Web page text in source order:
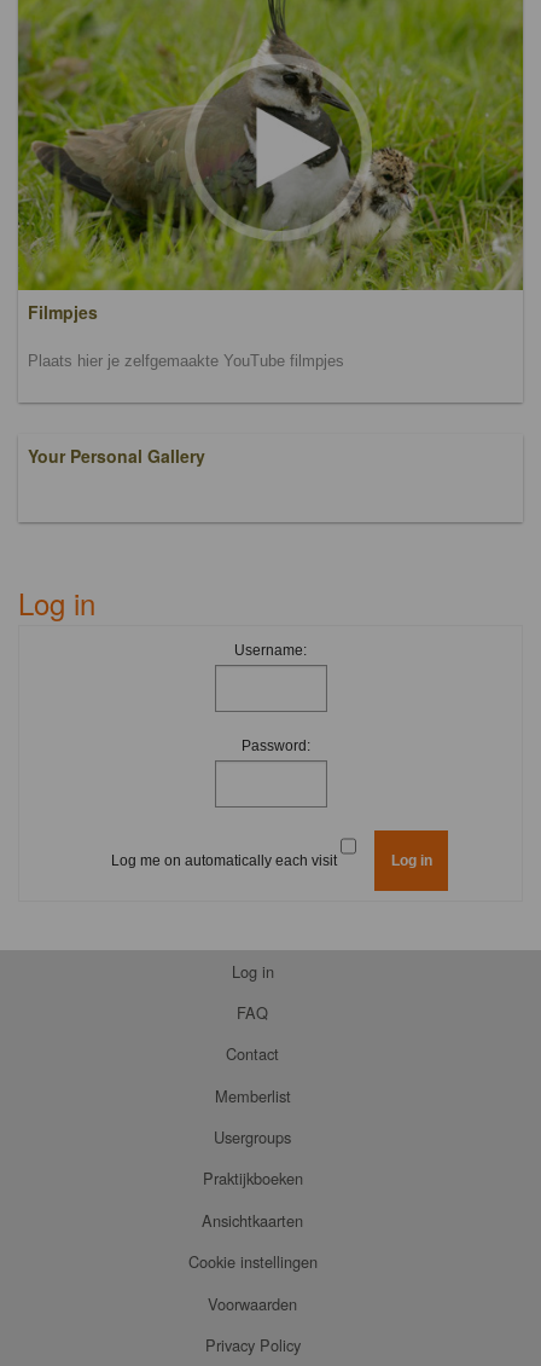
Filmpjes
Plaats hier je zelfgemaakte YouTube filmpjes
Your Personal Gallery
Log in
Username:
Password:
Log me on automatically each visit
Log in
FAQ
Contact
Memberlist
Usergroups
Praktijkboeken
Ansichtkaarten
Cookie instellingen
Voorwaarden
Privacy Policy